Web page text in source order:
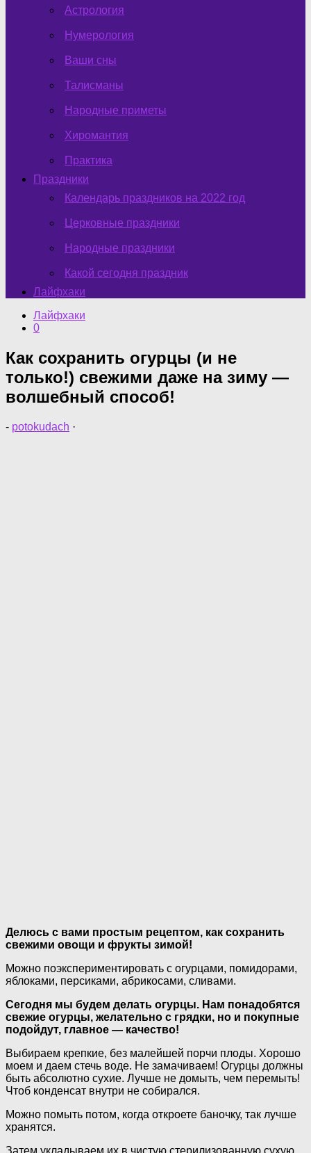
Астрология
Нумерология
Ваши сны
Талисманы
Народные приметы
Хиромантия
Практика
Праздники
Календарь праздников на 2022 год
Церковные праздники
Народные праздники
Какой сегодня праздник
Лайфхаки
Лайфхаки
0
Как сохранить огурцы (и не
только!) свежими даже на зиму —
волшебный способ!
- potokudach ·
Делюсь с вами простым рецептом, как сохранить
свежими овощи и фрукты зимой!
Можно поэкспериментировать с огурцами, помидорами,
яблоками, персиками, абрикосами, сливами.
Сегодня мы будем делать огурцы. Нам понадобятся
свежие огурцы, желательно с грядки, но и покупные
подойдут, главное — качество!
Выбираем крепкие, без малейшей порчи плоды. Хорошо
моем и даем стечь воде. Не замачиваем! Огурцы должны
быть абсолютно сухие. Лучше не домыть, чем перемыть!
Чтоб конденсат внутри не собирался.
Можно помыть потом, когда откроете баночку, так лучше
хранятся.
Затем укладываем их в чистую стерилизованную сухую